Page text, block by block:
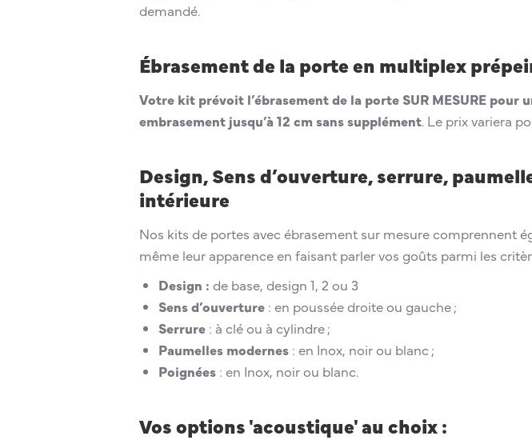
demandé.
Ébrasement de la porte en multiplex
Votre kit prévoit l’ébrasement de la porte SUR MESURE pour
embrasement jusqu’à 12 cm sans supplément. Le prix variera
Design, Sens d’ouverture, serrure,
intérieure
Nos kits de portes avec ébrasement sur mesure comprennent
même leur apparence en faisant parler vos goûts parmi les
Design : de base, design 1, 2 ou 3
Sens d’ouverture : en poussée droite ou gauche ;
Serrure : à clé ou à cylindre ;
Paumelles modernes : en Inox, noir ou blanc ;
Poignées : en Inox, noir ou blanc.
Vos options 'acoustique' au choix :